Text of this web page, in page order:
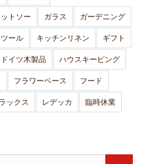
トソー ガラス ガーデニング
ール キッチンリネン ギフト
ドイツ木製品 ハウスキーピング
フラワーベース フード
ックス レデッカ 臨時休業